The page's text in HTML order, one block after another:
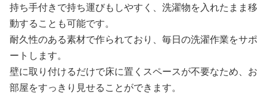
持ち手付きで持ち運びもしやすく、洗濯物を入れたまま移
動することも可能です。
耐久性のある素材で作られており、毎日の洗濯作業をサポ
ートします。
壁に取り付けるだけで床に置くスペースが不要なため、お
部屋をすっきり見せることができます。